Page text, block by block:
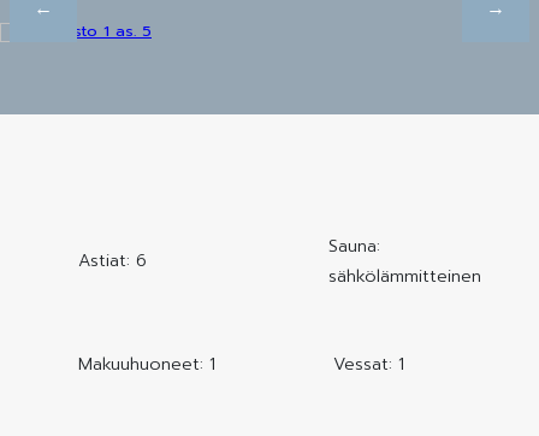
Astiat: 6
Sauna:
sähkölämmitteinen
Makuuhuoneet: 1 Vessat: 1